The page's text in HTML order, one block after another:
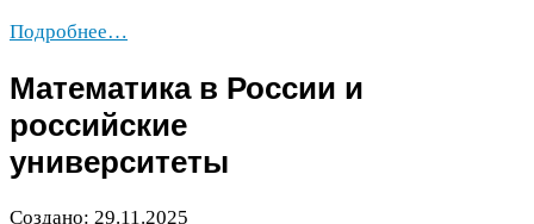
Подробнее…
Математика в России и
российские
университеты
Создано: 29.11.2025